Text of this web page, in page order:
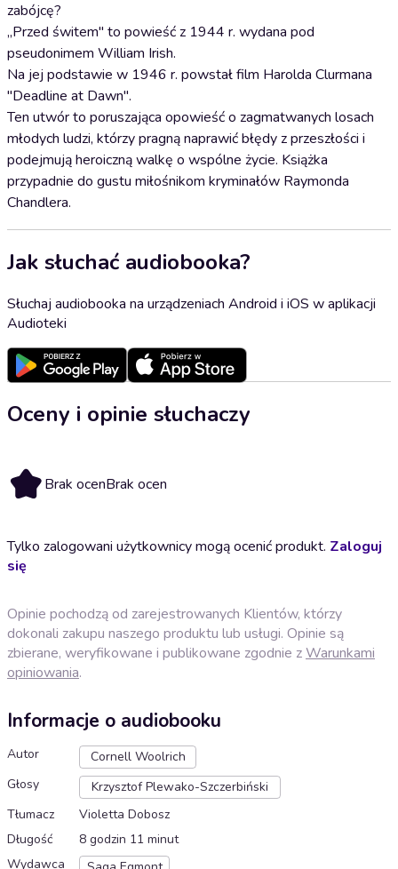
zabójcę?
,,Przed świtem" to powieść z 1944 r. wydana pod
pseudonimem William Irish.
Na jej podstawie w 1946 r. powstał film Harolda Clurmana
"Deadline at Dawn".
Ten utwór to poruszająca opowieść o zagmatwanych losach
młodych ludzi, którzy pragną naprawić błędy z przeszłości i
podejmują heroiczną walkę o wspólne życie. Książka
przypadnie do gustu miłośnikom kryminałów Raymonda
Chandlera.
Jak słuchać audiobooka?
Słuchaj audiobooka na urządzeniach Android i iOS w aplikacji
Audioteki
Oceny i opinie słuchaczy
Brak ocenBrak ocen
Tylko zalogowani użytkownicy mogą ocenić produkt. Zaloguj
się
Opinie pochodzą od zarejestrowanych Klientów, którzy
dokonali zakupu naszego produktu lub usługi. Opinie są
zbierane, weryfikowane i publikowane zgodnie zWarunkami
opiniowania.
Informacje o audiobooku
Autor
Cornell Woolrich
Głosy
Krzysztof Plewako-Szczerbiński
Tłumacz
Violetta Dobosz
Długość
8 godzin 11 minut
Wydawca